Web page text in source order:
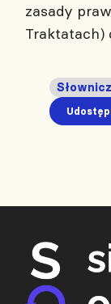
zasady
Traktatach)